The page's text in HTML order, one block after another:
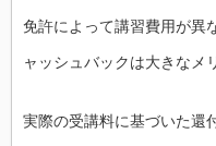
免許によって講習費用が異
ャッシュバックは大きなメ
実際の受講料に基づいた還